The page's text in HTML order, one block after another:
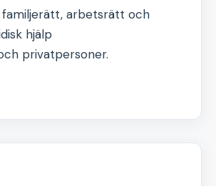
familjerätt, arbetsrätt och
hjälp
privatpersoner.